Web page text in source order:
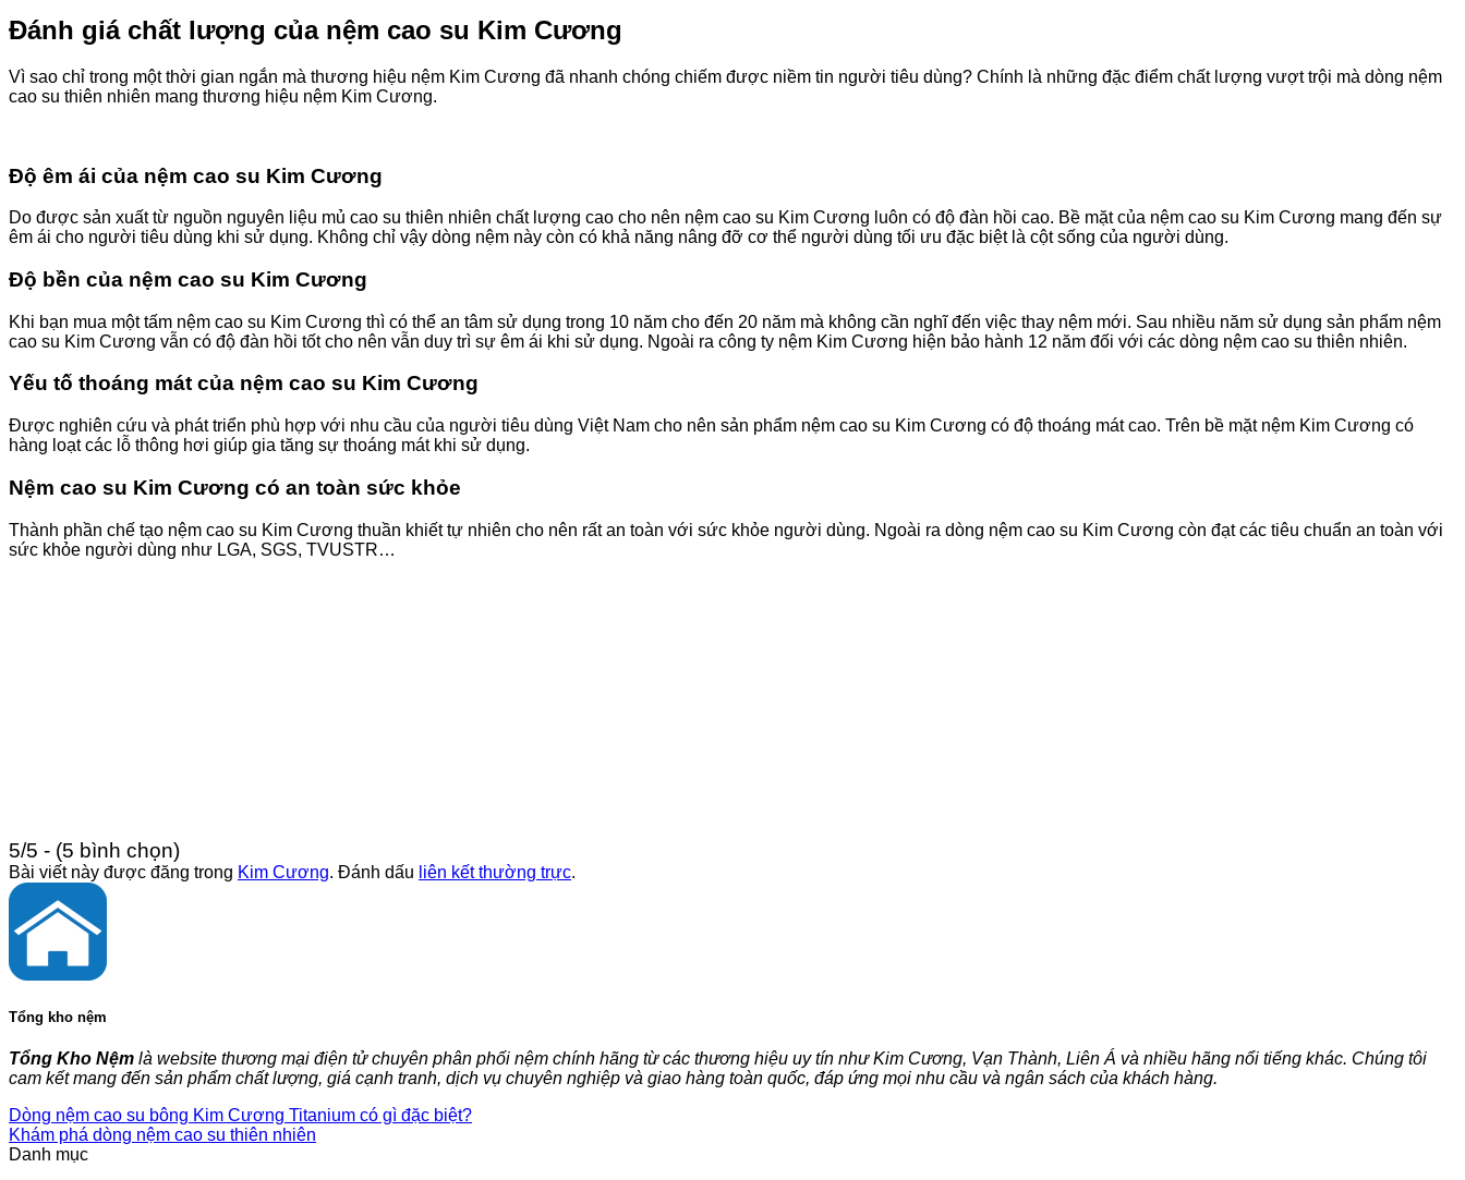
Đánh giá chất lượng của nệm cao su Kim Cương
Vì sao chỉ trong một thời gian ngắn mà thương hiệu nệm Kim Cương đã nhanh chóng chiếm được niềm tin người tiêu dùng? Chính là những đặc điểm chất lượng vượt trội mà dòng nệm
cao su thiên nhiên mang thương hiệu nệm Kim Cương.
Độ êm ái của nệm cao su Kim Cương
Do được sản xuất từ nguồn nguyên liệu mủ cao su thiên nhiên chất lượng cao cho nên nệm cao su Kim Cương luôn có độ đàn hồi cao. Bề mặt của nệm cao su Kim Cương mang đến sự
êm ái cho người tiêu dùng khi sử dụng. Không chỉ vậy dòng nệm này còn có khả năng nâng đỡ cơ thể người dùng tối ưu đặc biệt là cột sống của người dùng.
Độ bền của nệm cao su Kim Cương
Khi bạn mua một tấm nệm cao su Kim Cương thì có thể an tâm sử dụng trong 10 năm cho đến 20 năm mà không cần nghĩ đến việc thay nệm mới. Sau nhiều năm sử dụng sản phẩm nệm
cao su Kim Cương vẫn có độ đàn hồi tốt cho nên vẫn duy trì sự êm ái khi sử dụng. Ngoài ra công ty nệm Kim Cương hiện bảo hành 12 năm đối với các dòng nệm cao su thiên nhiên.
Yếu tố thoáng mát của nệm cao su Kim Cương
Được nghiên cứu và phát triển phù hợp với nhu cầu của người tiêu dùng Việt Nam cho nên sản phẩm nệm cao su Kim Cương có độ thoáng mát cao. Trên bề mặt nệm Kim Cương có
hàng loạt các lỗ thông hơi giúp gia tăng sự thoáng mát khi sử dụng.
Nệm cao su Kim Cương có an toàn sức khỏe
Thành phần chế tạo nệm cao su Kim Cương thuần khiết tự nhiên cho nên rất an toàn với sức khỏe người dùng. Ngoài ra dòng nệm cao su Kim Cương còn đạt các tiêu chuẩn an toàn với
sức khỏe người dùng như LGA, SGS, TVUSTR…
5/5 - (5 bình chọn)
Bài viết này được đăng trong Kim Cương. Đánh dấu liên kết thường trực.
Tổng kho nệm
Tổng Kho Nệm là website thương mại điện tử chuyên phân phối nệm chính hãng từ các thương hiệu uy tín như Kim Cương, Vạn Thành, Liên Á và nhiều hãng nổi tiếng khác. Chúng tôi
cam kết mang đến sản phẩm chất lượng, giá cạnh tranh, dịch vụ chuyên nghiệp và giao hàng toàn quốc, đáp ứng mọi nhu cầu và ngân sách của khách hàng.
Dòng nệm cao su bông Kim Cương Titanium có gì đặc biệt?
Khám phá dòng nệm cao su thiên nhiên
Danh mục